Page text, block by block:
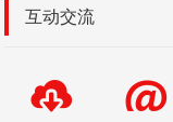
互动交流